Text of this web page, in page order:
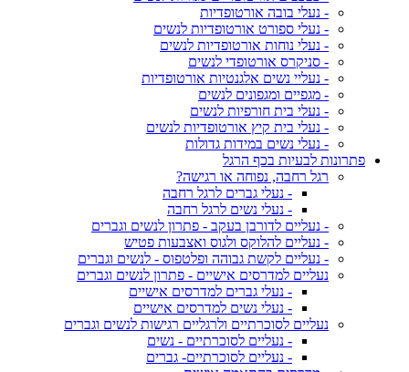
- נעלי בובה אורטופדיות
- נעלי ספורט אורטופדיות לנשים
- נעלי נוחות אורטופדיות לנשים
- סניקרס אורטופדי לנשים
- נעליי נשים אלגנטיות אורטופדיות
- מגפיים ומגפונים לנשים
- נעלי בית חורפיות לנשים
- נעלי בית קיץ אורטופדיות לנשים
- נעלי נשים במידות גדולות
פתרונות לבעיות בכף הרגל
רגל רחבה, נפוחה או רגישה?
- נעלי גברים לרגל רחבה
- נעלי נשים לרגל רחבה
- נעליים לדורבן בעקב - פתרון לנשים וגברים
- נעליים להלוקס ולגוס ואצבעות פטיש
- נעליים לקשת גבוהה ופלטפוס - לנשים וגברים
נעליים למדרסים אישיים - פתרון לנשים וגברים
- נעלי גברים למדרסים אישיים
- נעלי נשים למדרסים אישיים
נעליים לסוכרתיים ולרגליים רגישות לנשים וגברים
- נעליים לסוכרתיים - נשים
- נעליים לסוכרתיים- גברים